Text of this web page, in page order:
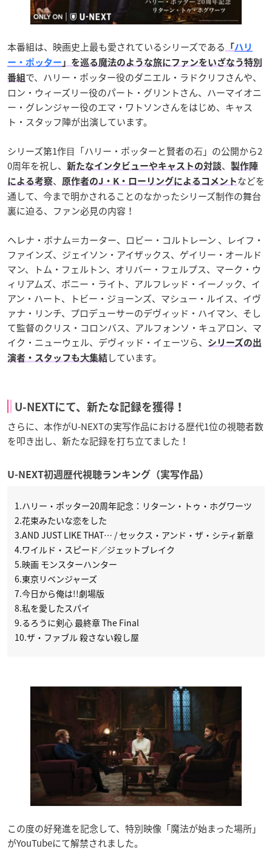
本番組は、映画史上最も愛されているシリーズである 「 ハリ
ー・ポッター 」を巡る魔法のような旅にファンをいざなう特別
番組 で、ハリー・ポッター役のダニエル・ラドクリフさんや、
ロン・ウィーズリー役のパート・グリントさん、ハーマイオニ
ー・グレンジャー役のエマ・ワトソンさんをはじめ、キャス
ト・スタッフ陣が出演しています。
シリーズ第1作⽬「ハリー・ポッターと賢者の⽯」の公開から2
0周年を祝し、
新たなインタビューやキャストの対談、
製作陣
による考察、 原作者のJ・K・ローリングによるコメント などを
通して、今まで明かされることのなかったシリーズ制作の舞台
裏に迫る、ファン必見の内容！
ヘレナ・ボナム＝カーター、ロビー・コルトレーン 、レイフ・
ファインズ、ジェイソン・アイザックス、ゲイリー・オールド
マン、トム・フェルトン、オリバー・フェルプス、マーク・ウ
ィリアムズ、ボニー・ライト、アルフレッド・イーノック、イ
アン・ハート、トビー・ジョーンズ、マシュー・ルイス、イヴ
ァナ・リンチ、プロデューサーのデヴィッド・ハイマン、そし
て監督のクリス・コロンバス、アルフォンソ・キュアロン、マ
イク・ニューウェル、デヴィッド・イェーツら、
シリーズの出
演者・スタッフも⼤集結 しています。
U-NEXTにて、新たな記録を獲得！
さらに、本作がU-NEXTの実写作品における歴代1位の視聴者数
を叩き出し、新たな記録を打ち立てました！
U-NEXT初週歴代視聴ランキング（実写作品）
1.ハリー・ポッター20周年記念：リターン・トゥ・ホグワーツ
2.花束みたいな恋をした
3.AND JUST LIKE THAT… / セックス・アンド・ザ・シティ新章
4.ワイルド・スピード／ジェットブレイク
5.映画 モンスターハンター
6.東京リベンジャーズ
7.今日から俺は!!劇場版
8.私を愛したスパイ
9.るろうに剣心 最終章 The Final
10.ザ・ファブル 殺さない殺し屋
この度の好発進を記念して、特別映像「魔法が始まった場所」
がYouTubeにて解禁されました。